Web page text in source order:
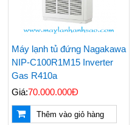
Máy lạnh tủ đứng Nagakawa
NIP-C100R1M15 Inverter
Gas R410a
Giá:70.000.000Đ
Thêm vào giỏ hàng
Hãng Máy Lạnh Chất
Lượng Hiện Nay
Rẻ Máy Lạnh Tủ Đứng
Reetech 5hp
Thi Công - Lắp Đặt
Máy Lạnh Âm Trần
Chuyên Nghiệp Giá Rẻ